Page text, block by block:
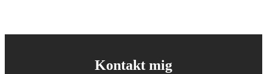
Kontakt mig